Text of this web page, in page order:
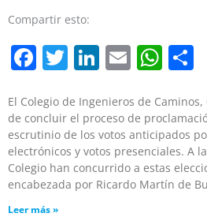
Compartir esto:
Facebook
Twitter
LinkedIn
Email
El Colegio de Ingenieros de
de concluir el proceso de
escrutinio de los votos anticipados
electrónicos y votos presenciales. A
Colegio han concurrido a estas
encabezada por Ricardo Martín de
Leer más »